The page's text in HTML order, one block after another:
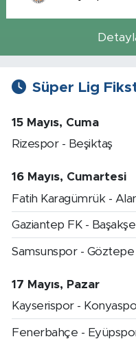
Süper Lig
15 Mayıs, Cuma
Rizespor - Beşiktaş
16 Mayıs, Cumartesi
Fatih Karagümrük -
Gaziantep FK -
Samsunspor - Göztepe
17 Mayıs, Pazar
Kayserispor -
Fenerbahçe -